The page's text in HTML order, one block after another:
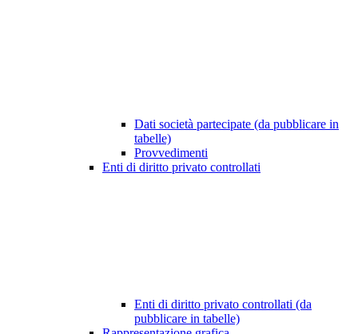
Dati società partecipate (da pubblicare in
tabelle)
Provvedimenti
Enti di diritto privato controllati
Enti di diritto privato controllati (da
pubblicare in tabelle)